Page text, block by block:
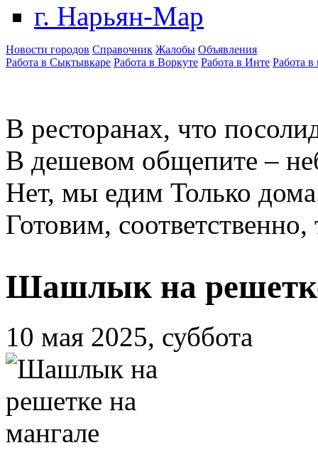
г. Нарьян-Мар
Новости городов Справочник Жалобы Объявления
Работа в Сыктывкаре Работа в Воркуте Работа в Инте Работа в
В ресторанах, что
В дешевом общепите –
Нет, мы едим Только
Готовим, соответственно,
Шашлык на
10 мая 2025, суббота